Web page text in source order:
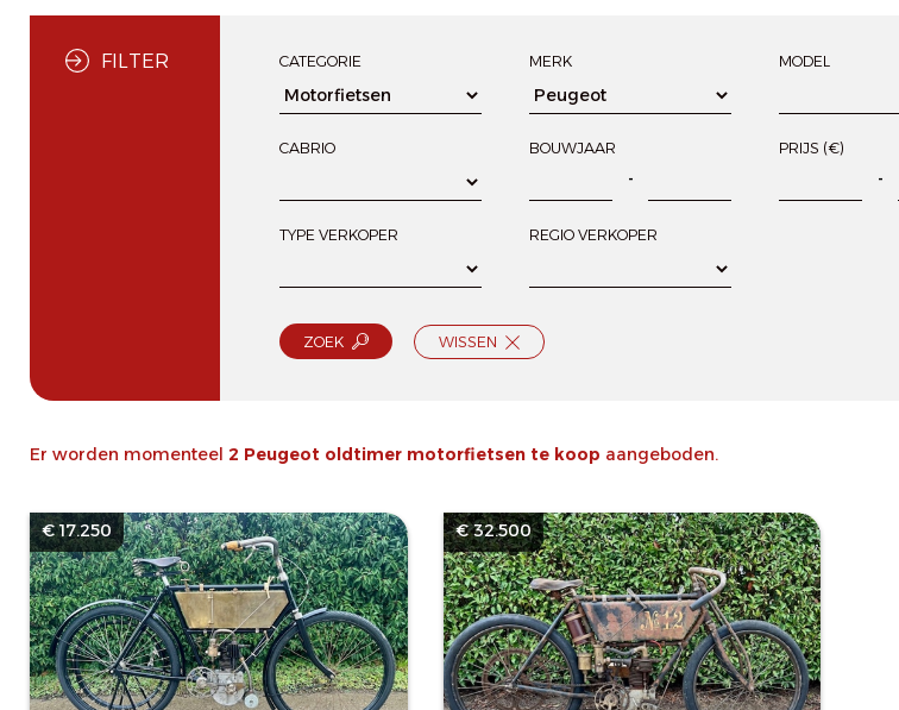
FILTER CATEGORIE MERK MODEL
CABRIO BOUWJAAR
-
PRIJS (€)
-
TYPE VERKOPER REGIO VERKOPER
ZOEK WISSEN
Er worden momenteel 2 Peugeot oldtimer motorfietsen te koop aangeboden.
€ 17.250 € 32.500